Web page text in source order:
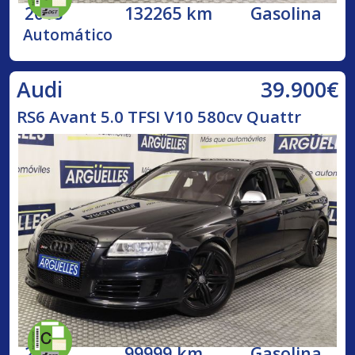
2018 132265 km Gasolina
Automático
Audi 39.900€
RS6 Avant 5.0 TFSI V10 580cv Quattr